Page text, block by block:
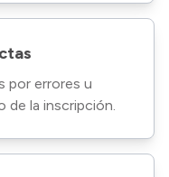
por errores u
de la inscripción.